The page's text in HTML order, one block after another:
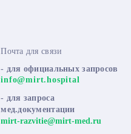
Почта для связи
- для официальных запросов
info@mirt.hospital
- для запроса
мед.документации
mirt-razvitie@mirt-med.ru